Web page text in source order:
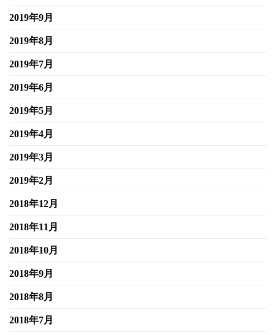
2019年9月
2019年8月
2019年7月
2019年6月
2019年5月
2019年4月
2019年3月
2019年2月
2018年12月
2018年11月
2018年10月
2018年9月
2018年8月
2018年7月